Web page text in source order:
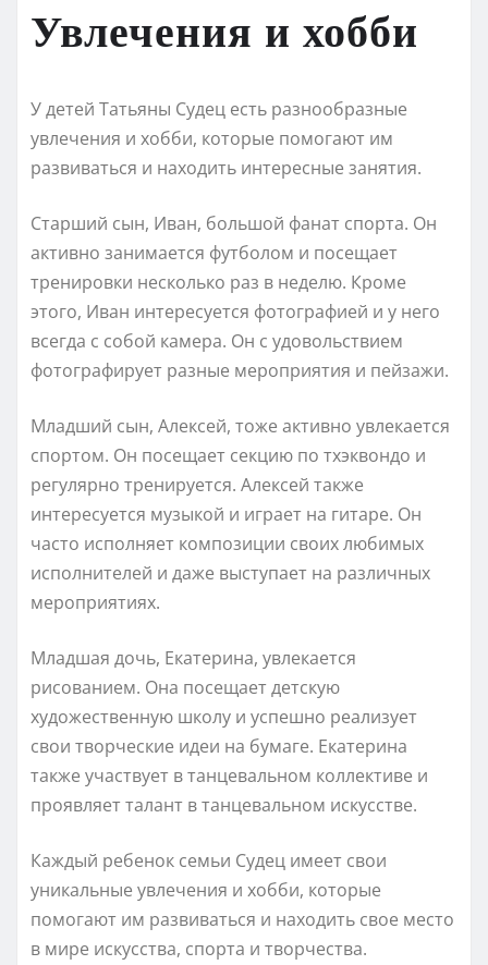
Увлечения и хобби
У детей Татьяны Судец есть разнообразные
увлечения и хобби, которые помогают им
развиваться и находить интересные занятия.
Старший сын, Иван, большой фанат спорта. Он
активно занимается футболом и посещает
тренировки несколько раз в неделю. Кроме
этого, Иван интересуется фотографией и у него
всегда с собой камера. Он с удовольствием
фотографирует разные мероприятия и пейзажи.
Младший сын, Алексей, тоже активно увлекается
спортом. Он посещает секцию по тхэквондо и
регулярно тренируется. Алексей также
интересуется музыкой и играет на гитаре. Он
часто исполняет композиции своих любимых
исполнителей и даже выступает на различных
мероприятиях.
Младшая дочь, Екатерина, увлекается
рисованием. Она посещает детскую
художественную школу и успешно реализует
свои творческие идеи на бумаге. Екатерина
также участвует в танцевальном коллективе и
проявляет талант в танцевальном искусстве.
Каждый ребенок семьи Судец имеет свои
уникальные увлечения и хобби, которые
помогают им развиваться и находить свое место
в мире искусства, спорта и творчества.